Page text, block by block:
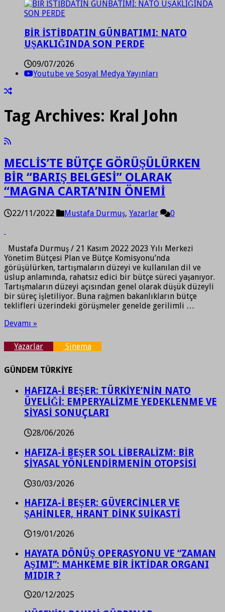
BİR İSTİBDATIN GÜNBATIMI: NATO
UŞAKLIĞINDA SON PERDE
09/07/2026
Youtube ve Sosyal Medya Yayınları
Tag Archives: Kral John
MECLİS’TE BÜTÇE GÖRÜŞÜLÜRKEN
BİR “BARIŞ BELGESİ” OLARAK
“MAGNA CARTA’NIN ÖNEMİ
22/11/2022 Mustafa Durmuş, Yazarlar 0
Mustafa Durmuş / 21 Kasım 2022 2023 Yılı Merkezi
Yönetim Bütçesi Plan ve Bütçe Komisyonu’nda
görüşülürken, tartışmaların düzeyi ve kullanılan dil ve
üslup anlamında, rahatsız edici bir bütçe süreci yaşanıyor.
Tartışmaların düzeyi açısından genel olarak düşük düzeyli
bir süreç işletiliyor. Buna rağmen bakanlıkların bütçe
teklifleri üzerindeki görüşmeler genelde gerilimli …
Devamı »
Yazarlar Sinema
GÜNDEM TÜRKİYE
HAFIZA-İ BEŞER: TÜRKİYE’NİN NATO
ÜYELİĞİ: EMPERYALİZME YEDEKLENME VE
SİYASİ SONUÇLARI
28/06/2026
HAFIZA-İ BEŞER SOL LİBERALİZM: BİR
SİYASAL YÖNLENDİRMENİN OTOPSİSİ
30/03/2026
HAFIZA-İ BEŞER: GÜVERCİNLER VE
ŞAHİNLER, HRANT DİNK SUİKASTİ
19/01/2026
HAYATA DÖNÜŞ OPERASYONU VE “ZAMAN
AŞIMI”: MAHKEME BİR İKTİDAR ORGANI
MIDIR ?
20/12/2025